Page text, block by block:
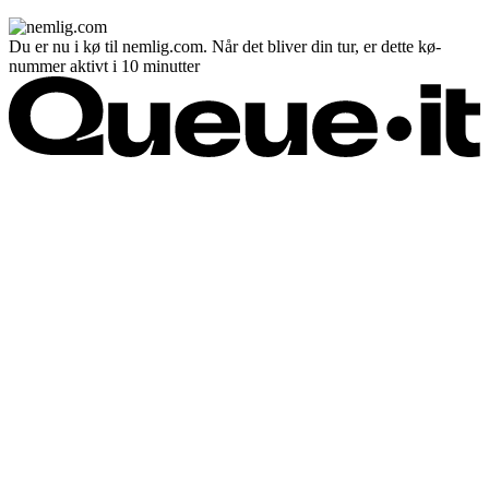
Du er nu i kø til nemlig.com. Når det bliver din tur, er dette kø-
nummer aktivt i 10 minutter